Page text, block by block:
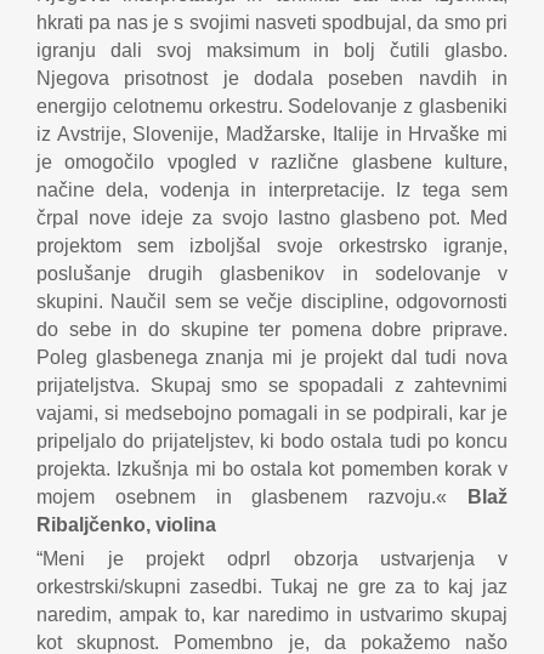
hkrati pa nas je s svojimi nasveti spodbujal, da smo pri
igranju dali svoj maksimum in bolj čutili glasbo.
Njegova prisotnost je dodala poseben navdih in
energijo celotnemu orkestru. Sodelovanje z glasbeniki
iz Avstrije, Slovenije, Madžarske, Italije in Hrvaške mi
je omogočilo vpogled v različne glasbene kulture,
načine dela, vodenja in interpretacije. Iz tega sem
črpal nove ideje za svojo lastno glasbeno pot. Med
projektom sem izboljšal svoje orkestrsko igranje,
poslušanje drugih glasbenikov in sodelovanje v
skupini. Naučil sem se večje discipline, odgovornosti
do sebe in do skupine ter pomena dobre priprave.
Poleg glasbenega znanja mi je projekt dal tudi nova
prijateljstva. Skupaj smo se spopadali z zahtevnimi
vajami, si medsebojno pomagali in se podpirali, kar je
pripeljalo do prijateljstev, ki bodo ostala tudi po koncu
projekta. Izkušnja mi bo ostala kot pomemben korak v
mojem osebnem in glasbenem razvoju.«
Blaž
Ribaljčenko, violina
“Meni je projekt odprl obzorja ustvarjenja v
orkestrski/skupni zasedbi. Tukaj ne gre za to kaj jaz
naredim, ampak to, kar naredimo in ustvarimo skupaj
kot skupnost. Pomembno je, da pokažemo našo